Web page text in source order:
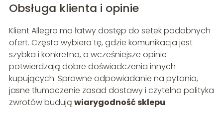
Obsługa klienta i opinie
Klient Allegro ma łatwy dostęp do setek podobnych
ofert. Często wybiera tę, gdzie komunikacja jest
szybka i konkretna, a wcześniejsze opinie
potwierdzają dobre doświadczenia innych
kupujących. Sprawne odpowiadanie na pytania,
jasne tłumaczenie zasad dostawy i czytelna polityka
zwrotów budują wiarygodność sklepu.